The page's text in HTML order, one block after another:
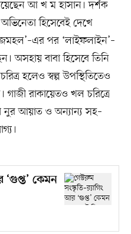
আ খ ম হাসান। দর্শক
হিসেবেই দেখে
পর ‘লাইফলাইন’–
অসহায় বাবা হিসেবে তিনি
হলেও স্বল্প উপস্থিতিতেও
গাজী রাকায়েতও খল চরিত্রে
নুর আয়াত ও অন্যান্য সহ–
‘গুপ্ত’ কেমন